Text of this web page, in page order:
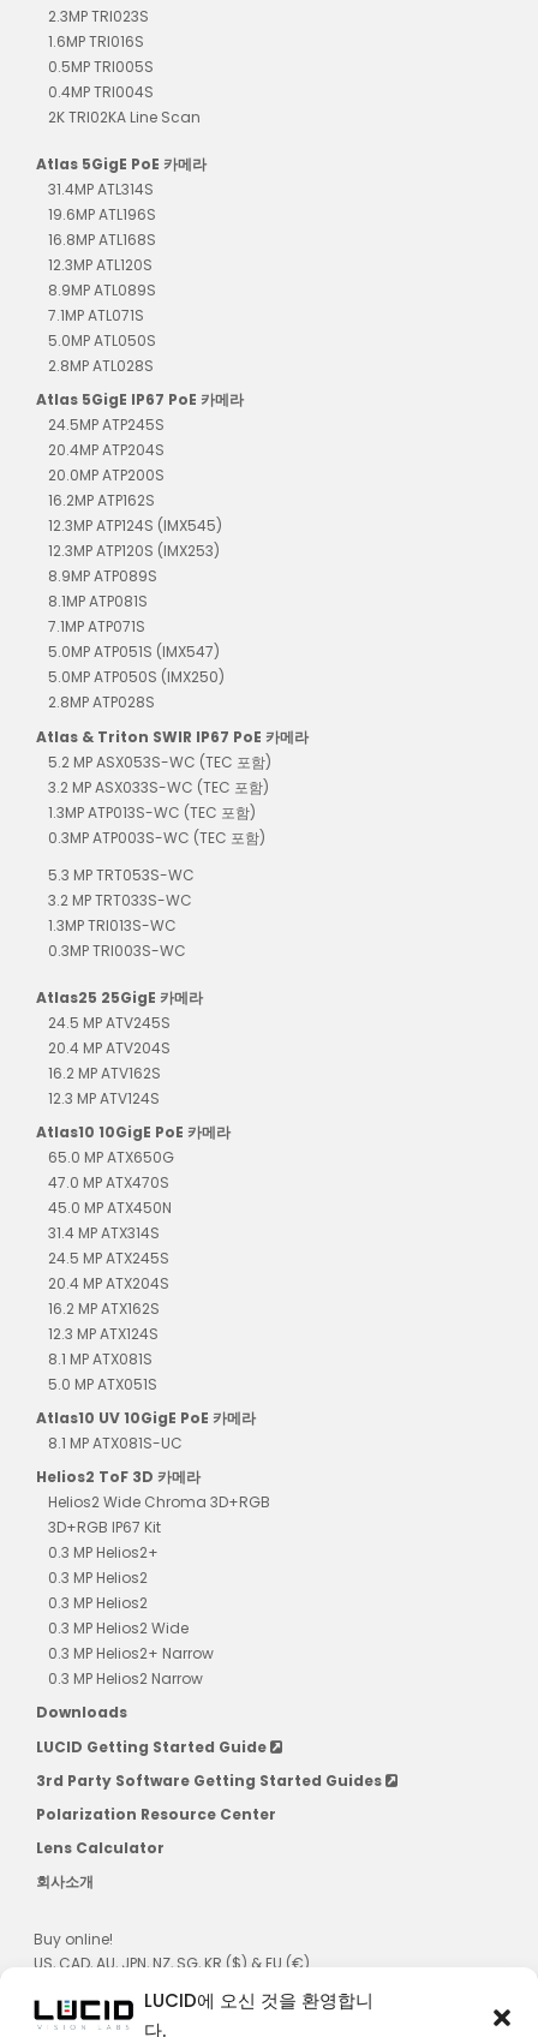
LUCID에 오신 것을 환영합니
다.
2.3MP TRI023S
1.6MP TRI016S
0.5MP TRI005S
0.4MP TRI004S
2K TRI02KA Line Scan
Atlas 5GigE PoE 카메라
31.4MP ATL314S
19.6MP ATL196S
16.8MP ATL168S
12.3MP ATL120S
8.9MP ATL089S
7.1MP ATL071S
5.0MP ATL050S
2.8MP ATL028S
Atlas 5GigE IP67 PoE 카메라
24.5MP ATP245S
20.4MP ATP204S
20.0MP ATP200S
16.2MP ATP162S
12.3MP ATP124S (IMX545)
12.3MP ATP120S (IMX253)
8.9MP ATP089S
8.1MP ATP081S
7.1MP ATP071S
5.0MP ATP051S (IMX547)
5.0MP ATP050S (IMX250)
2.8MP ATP028S
Atlas & Triton SWIR IP67 PoE 카메라
5.2 MP ASX053S-WC (TEC 포함)
3.2 MP ASX033S-WC (TEC 포함)
1.3MP ATP013S-WC (TEC 포함)
0.3MP ATP003S-WC (TEC 포함)
5.3 MP TRT053S-WC
3.2 MP TRT033S-WC
1.3MP TRI013S-WC
0.3MP TRI003S-WC
Atlas25 25GigE 카메라
24.5 MP ATV245S
20.4 MP ATV204S
16.2 MP ATV162S
12.3 MP ATV124S
Atlas10 10GigE PoE 카메라
65.0 MP ATX650G
47.0 MP ATX470S
45.0 MP ATX450N
31.4 MP ATX314S
24.5 MP ATX245S
20.4 MP ATX204S
16.2 MP ATX162S
12.3 MP ATX124S
8.1 MP ATX081S
5.0 MP ATX051S
Atlas10 UV 10GigE PoE 카메라
8.1 MP ATX081S-UC
Helios2 ToF 3D 카메라
Helios2 Wide Chroma 3D+RGB
3D+RGB IP67 Kit
0.3 MP Helios2+
0.3 MP Helios2
0.3 MP Helios2
0.3 MP Helios2 Wide
0.3 MP Helios2+ Narrow
0.3 MP Helios2 Narrow
Downloads
LUCID Getting Started Guide
3rd Party Software Getting Started Guides
Polarization Resource Center
Lens Calculator
회사소개
Buy online!
US, CAD, AU, JPN, NZ, SG, KR ($) & EU (€)